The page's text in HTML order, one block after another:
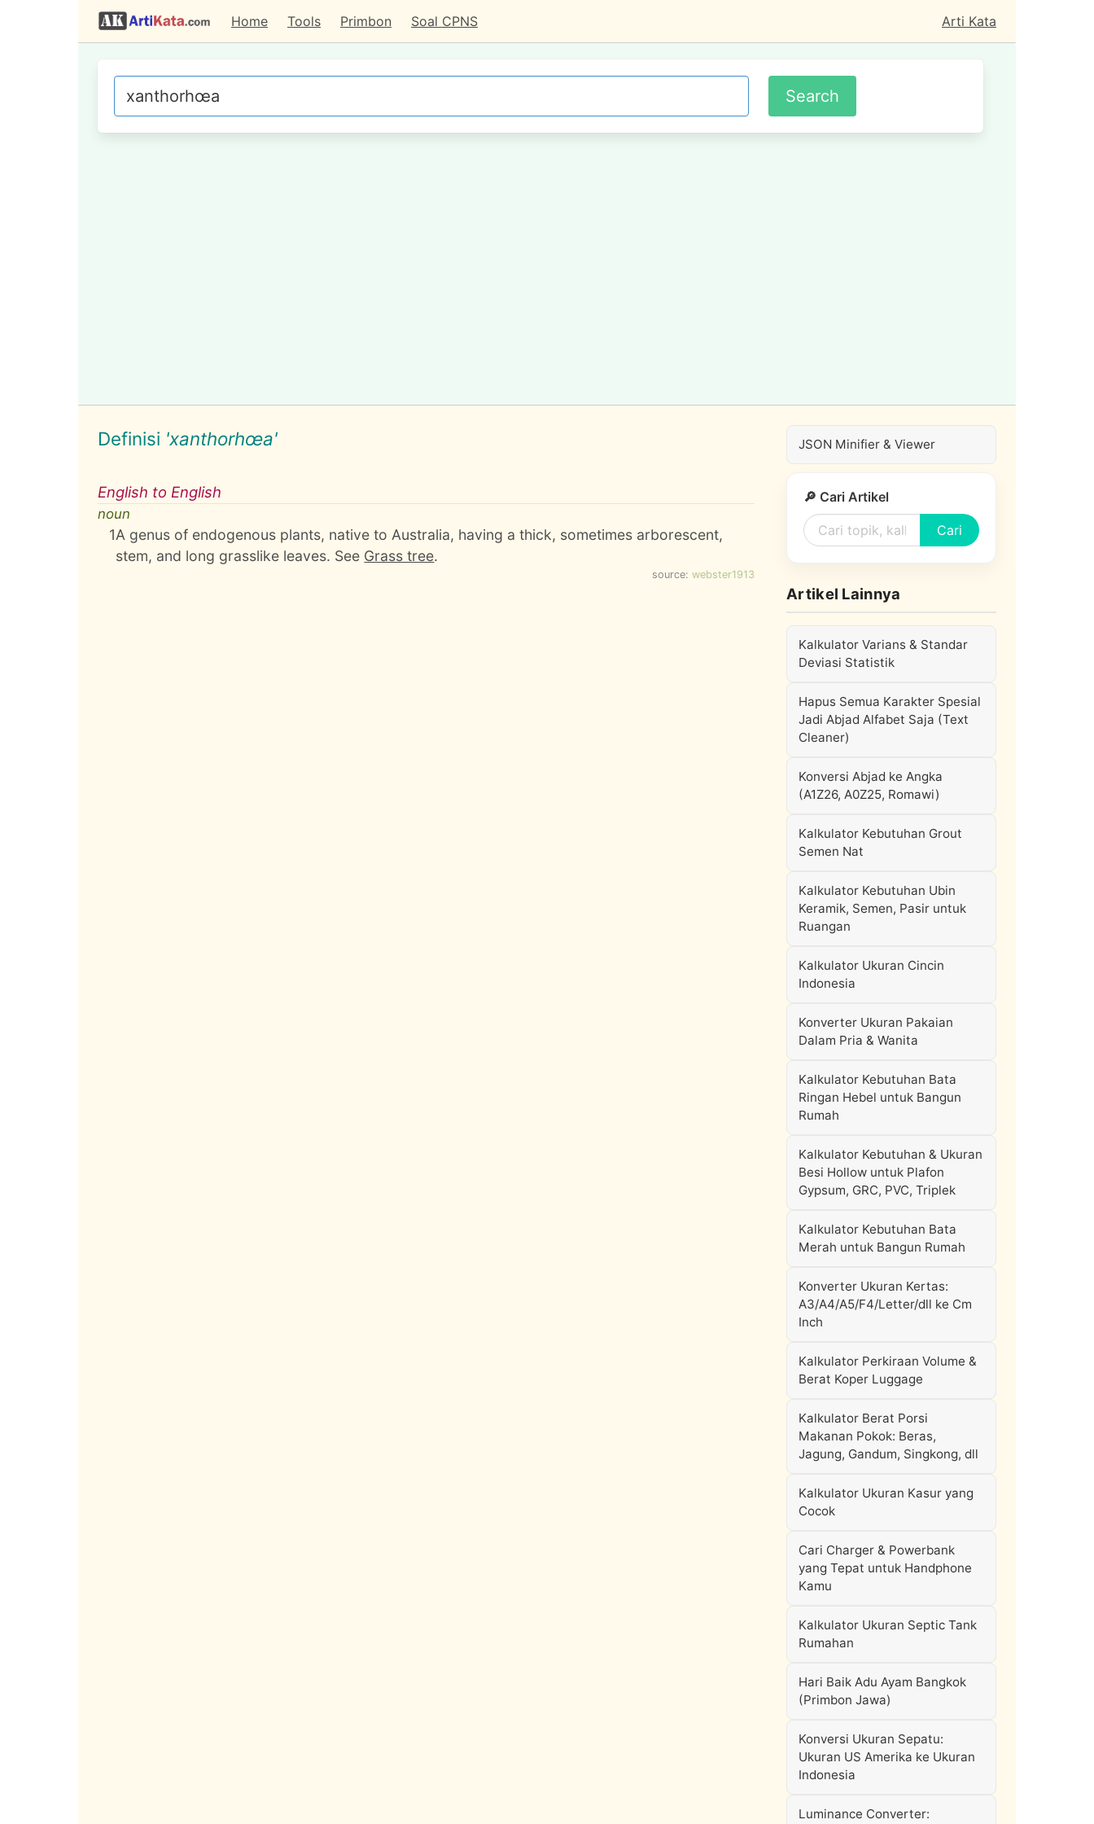
Home Tools Primbon Soal CPNS Arti Kata
Definisi 'xanthorhœa'
English to English
noun
1A genus of endogenous plants, native to Australia, having a thick, sometimes arborescent,
stem, and long grasslike leaves. See Grass tree.
source: webster1913
JSON Minifier & Viewer
🔎 Cari Artikel
Cari
Artikel Lainnya
Kalkulator Varians & Standar
Deviasi Statistik
Hapus Semua Karakter Spesial
Jadi Abjad Alfabet Saja (Text
Cleaner)
Konversi Abjad ke Angka
(A1Z26, A0Z25, Romawi)
Kalkulator Kebutuhan Grout
Semen Nat
Kalkulator Kebutuhan Ubin
Keramik, Semen, Pasir untuk
Ruangan
Kalkulator Ukuran Cincin
Indonesia
Konverter Ukuran Pakaian
Dalam Pria & Wanita
Kalkulator Kebutuhan Bata
Ringan Hebel untuk Bangun
Rumah
Kalkulator Kebutuhan & Ukuran
Besi Hollow untuk Plafon
Gypsum, GRC, PVC, Triplek
Kalkulator Kebutuhan Bata
Merah untuk Bangun Rumah
Konverter Ukuran Kertas:
A3/A4/A5/F4/Letter/dll ke Cm
Inch
Kalkulator Perkiraan Volume &
Berat Koper Luggage
Kalkulator Berat Porsi
Makanan Pokok: Beras,
Jagung, Gandum, Singkong, dll
Kalkulator Ukuran Kasur yang
Cocok
Cari Charger & Powerbank
yang Tepat untuk Handphone
Kamu
Kalkulator Ukuran Septic Tank
Rumahan
Hari Baik Adu Ayam Bangkok
(Primbon Jawa)
Konversi Ukuran Sepatu:
Ukuran US Amerika ke Ukuran
Indonesia
Luminance Converter: